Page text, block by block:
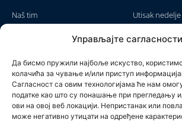
Управљајте
Да бисмо пружили најбоље искуство, користимо
колачића за чување и/или приступ
Сагласност са овим технологијама ће нам
податке као што су понашање при прегледању
ови на овој веб локацији. Непристанак или
може негативно утицати на одређене
Naš tim
Politika privatnosti
Kontakt
Utisak nedelje
Moram da
Brojke i bajke
Ostale emisije
Pronađite nas